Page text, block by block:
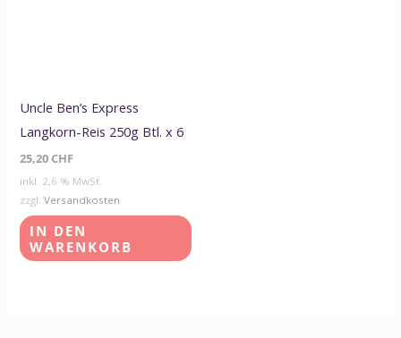
Uncle Ben’s Express
Langkorn-Reis 250g Btl. x 6
25,20 CHF
inkl. 2,6 % MwSt.
zzgl.Versandkosten
IN DEN
WARENKORB